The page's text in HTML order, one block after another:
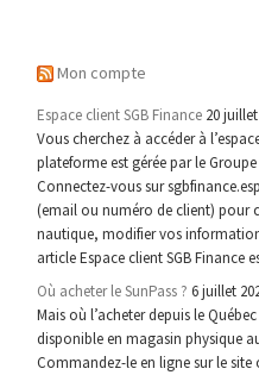
Mon compte
Espace client SGB Finance 20
Vous cherchez à accéder à
plateforme est gérée par le
Connectez-vous sur
(email ou numéro de client) pour
nautique, modifier vos
article Espace client SGB Finance
Où acheter le SunPass ? 6 juillet
Mais où l’acheter depuis le Québec
disponible en magasin physique
Commandez-le en ligne sur le